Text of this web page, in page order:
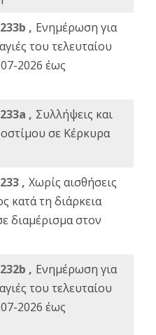
, Ενημέρωση για
του τελευταίου
2026 έως
, Συλλήψεις και
σε Κέρκυρα
, Χωρίς αισθήσεις
κατά τη διάρκεια
διαμέρισμα στον
, Ενημέρωση για
του τελευταίου
2026 έως